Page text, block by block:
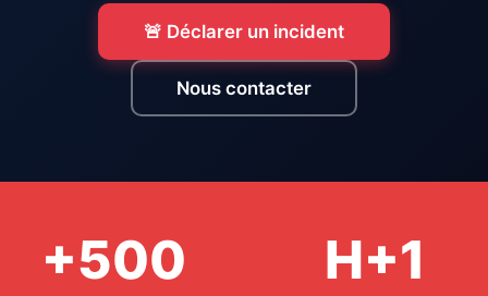
🚨 Déclarer un incident
Nous contacter
+500 H+1